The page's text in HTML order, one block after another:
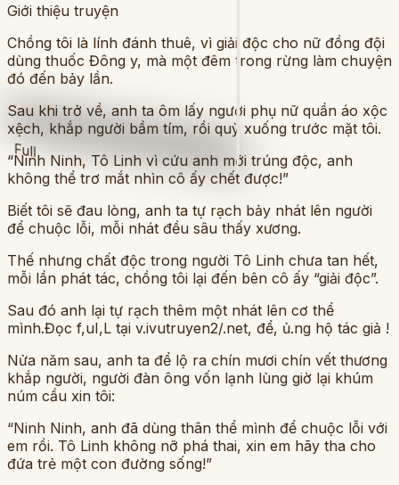
Full
Giới thiệu truyện
Chồng tôi là lính đánh thuê, vì giải độc cho nữ đồng đội
dùng thuốc Đông y, mà một đêm trong rừng làm chuyện
đó đến bảy lần.
Sau khi trở về, anh ta ôm lấy người phụ nữ quần áo xộc
xệch, khắp người bầm tím, rồi quỳ xuống trước mặt tôi.
“Ninh Ninh, Tô Linh vì cứu anh mới trúng độc, anh
không thể trơ mắt nhìn cô ấy chết được!”
Biết tôi sẽ đau lòng, anh ta tự rạch bảy nhát lên người
để chuộc lỗi, mỗi nhát đều sâu thấy xương.
Thế nhưng chất độc trong người Tô Linh chưa tan hết,
mỗi lần phát tác, chồng tôi lại đến bên cô ấy “giải độc”.
Sau đó anh lại tự rạch thêm một nhát lên cơ thể
mình.Đọc f,uI,L tại v.ivutruyen2/.net, để, ủ.ng hộ tác giả !
Nửa năm sau, anh ta để lộ ra chín mươi chín vết thương
khắp người, người đàn ông vốn lạnh lùng giờ lại khúm
núm cầu xin tôi:
“Ninh Ninh, anh đã dùng thân thể mình để chuộc lỗi với
em rồi. Tô Linh không nỡ phá thai, xin em hãy tha cho
đứa trẻ một con đường sống!”